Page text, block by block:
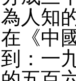
為人知
在《中
到：一